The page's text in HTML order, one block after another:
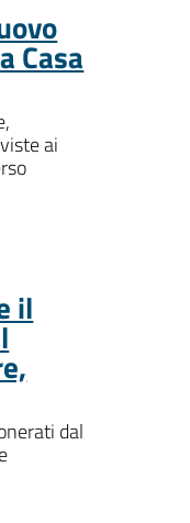
Casa
ai
il
dal